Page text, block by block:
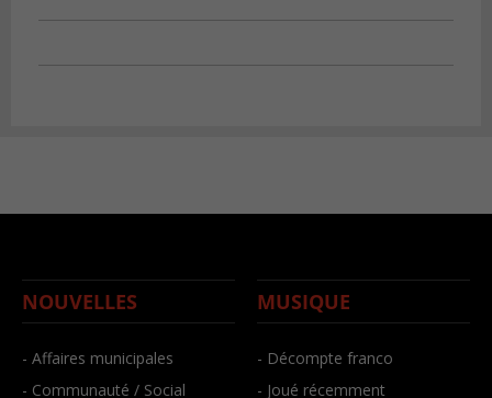
NOUVELLES
- Affaires municipales
- Communauté / Social
MUSIQUE
- Décompte franco
- Joué récemment